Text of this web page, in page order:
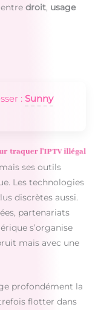
droit, usage
: Sunny
traquer l’IPTV illégal
ses outils
Les technologies
discrètes aussi.
partenariats
s’organise
mais avec une
profondément la
flotter dans